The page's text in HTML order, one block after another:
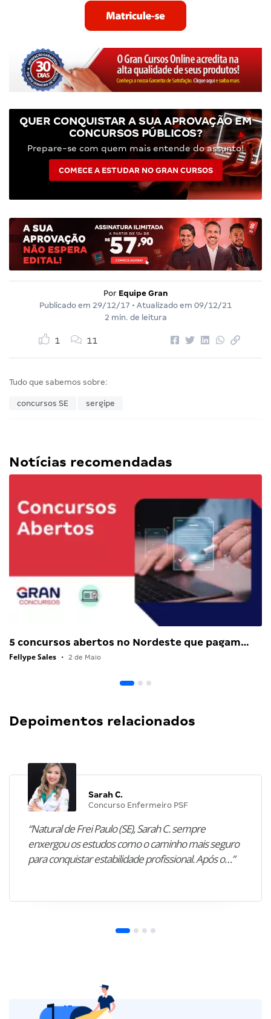
QUER CONQUISTAR A SUA APROVAÇÃO EM
CONCURSOS PÚBLICOS?
Prepare-se com quem mais entende do assunto!
COMECE A ESTUDAR NO GRAN CURSOS
Por Equipe Gran
Publicado em 29/12/17 • Atualizado em 09/12/21
2 min. de leitura
1 11
Tudo que sabemos sobre:
concursos SE sergipe
Notícias recomendadas
5 concursos abertos no Nordeste que pagam…
Fellype Sales • 2 de Maio
Depoimentos relacionados
Sarah C.
Concurso Enfermeiro PSF
“Natural de Frei Paulo (SE), Sarah C. sempre
enxergou os estudos como o caminho mais seguro
para conquistar estabilidade profissional. Após o…”